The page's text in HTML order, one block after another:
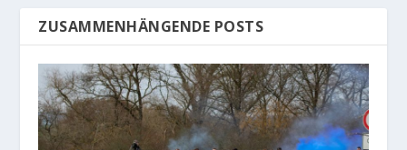
ZUSAMMENHÄNGENDE POSTS